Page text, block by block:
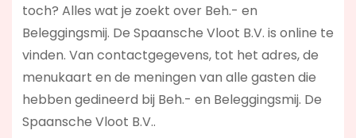
toch? Alles wat je zoekt over Beh.- en
Beleggingsmij. De Spaansche Vloot B.V. is online te
vinden. Van contactgegevens, tot het adres, de
menukaart en de meningen van alle gasten die
hebben gedineerd bij Beh.- en Beleggingsmij. De
Spaansche Vloot B.V..